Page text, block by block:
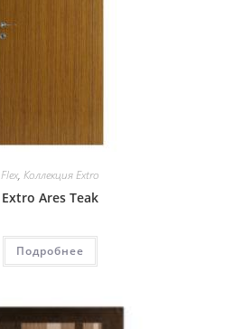
Flex, Коллекция Extro
Extro Ares Teak
Подробнее